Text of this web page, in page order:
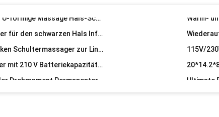
YLP-2115 Entspannungsmassager für den schwarzen Hals Infrarotphysiotherapiefunktion
U-Form-Design Elektrischer Rücken Schultermassager zur Linderung von Muskelschmerzen Nennleistung 24W
Wiederaufladbarer Halsmassager mit 210 V Batteriekapazität 2 Stunden Eingang und 1,5 Stunden Ausgang
Antriebsmittel für Heimlaufbänder Drehmoment Permanenter Magnet Gleichstrommotor mit vollständig geschlossenem Schutz
Infrarotphysiotherapie Kühlung U-Form Reisehals Kissen für Flugzeug Speicher Schaum